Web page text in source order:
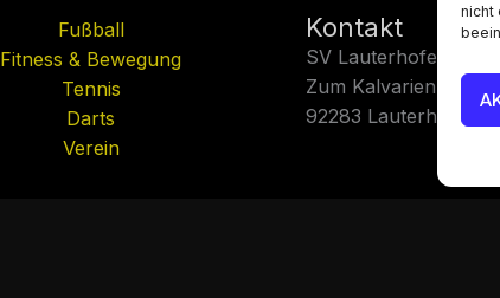
nicht
Fußball
Fitness & Bewegung
Tennis
Darts
Verein
Kontakt
SV Lauterhofen e.V.
Zum Kalvarienberg
92283 Lauterhofen